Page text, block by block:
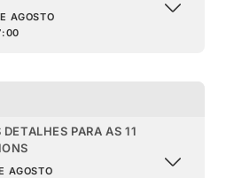
AGOSTO
PARA AS 11
AGOSTO